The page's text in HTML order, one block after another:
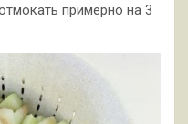
примерно на 3